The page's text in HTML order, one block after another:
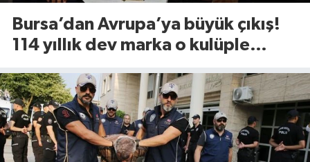
Bursa’dan Avrupa’ya büyük çıkış!
114 yıllık dev marka o kulüple